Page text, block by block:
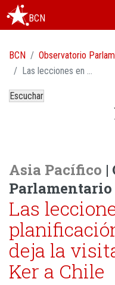
BCN
BCN Observatorio
Las lecciones en planificación urbana que deja la visita de Liu Thai Ker a Chile
Escuchar
Asia Pacífico |
Parlamentario
Las
deja la
Ker a Chile